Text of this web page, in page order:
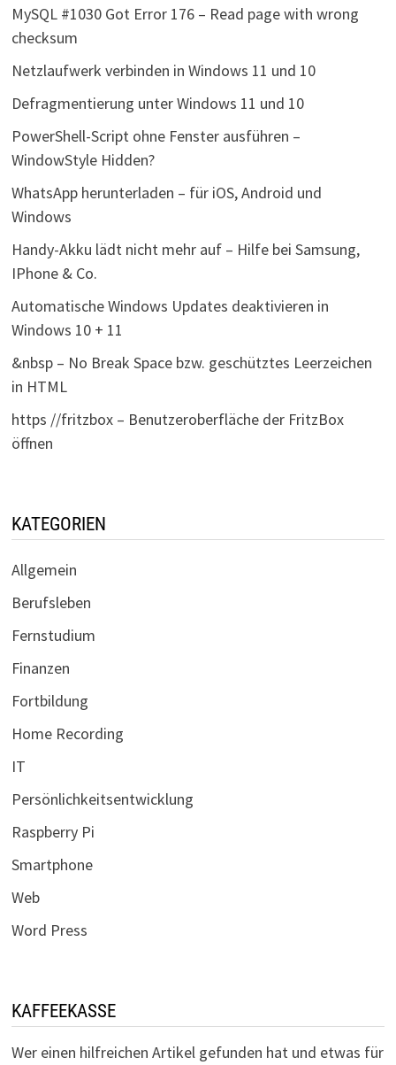
MySQL #1030 Got Error 176 – Read page with wrong
checksum
Netzlaufwerk verbinden in Windows 11 und 10
Defragmentierung unter Windows 11 und 10
PowerShell-Script ohne Fenster ausführen –
WindowStyle Hidden?
WhatsApp herunterladen – für iOS, Android und
Windows
Handy-Akku lädt nicht mehr auf – Hilfe bei Samsung,
IPhone & Co.
Automatische Windows Updates deaktivieren in
Windows 10 + 11
&nbsp – No Break Space bzw. geschütztes Leerzeichen
in HTML
https //fritzbox – Benutzeroberfläche der FritzBox
öffnen
KATEGORIEN
Allgemein
Berufsleben
Fernstudium
Finanzen
Fortbildung
Home Recording
IT
Persönlichkeitsentwicklung
Raspberry Pi
Smartphone
Web
Word Press
KAFFEEKASSE
Wer einen hilfreichen Artikel gefunden hat und etwas für